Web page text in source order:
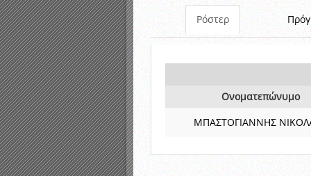
Ρόστερ
Ονοματεπώνυμο
ΜΠΑΣΤΟΓΙΑΝΝΗΣ